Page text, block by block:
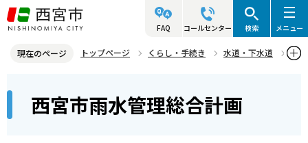
こ
の
ジ
先
FAQ コールセンター 検索 メニュー
現在のページ トップページ くらし・手続き
水道・下水道
こ
西宮市雨水管理総合計画